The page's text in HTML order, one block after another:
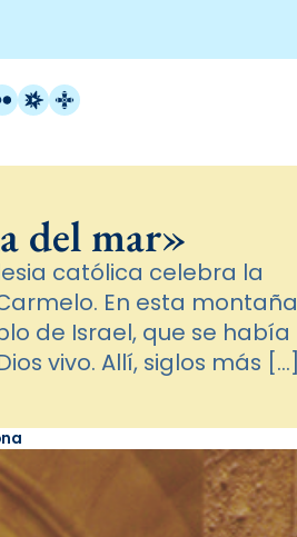
Radio Estel
Catalunya Cristiana
del mar»
católica celebra la
En esta montaña
de Israel, que se había
vivo. Allí, siglos más […]